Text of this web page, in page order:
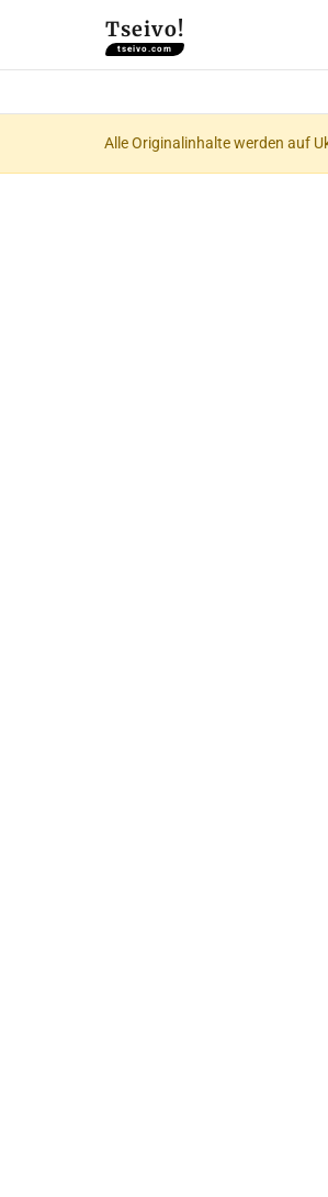
Tseivo!
tseivo.com
Alle Originalinhalte werden auf